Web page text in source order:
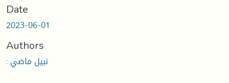
Date
2023-06-01
Authors
: نبيل ماضي